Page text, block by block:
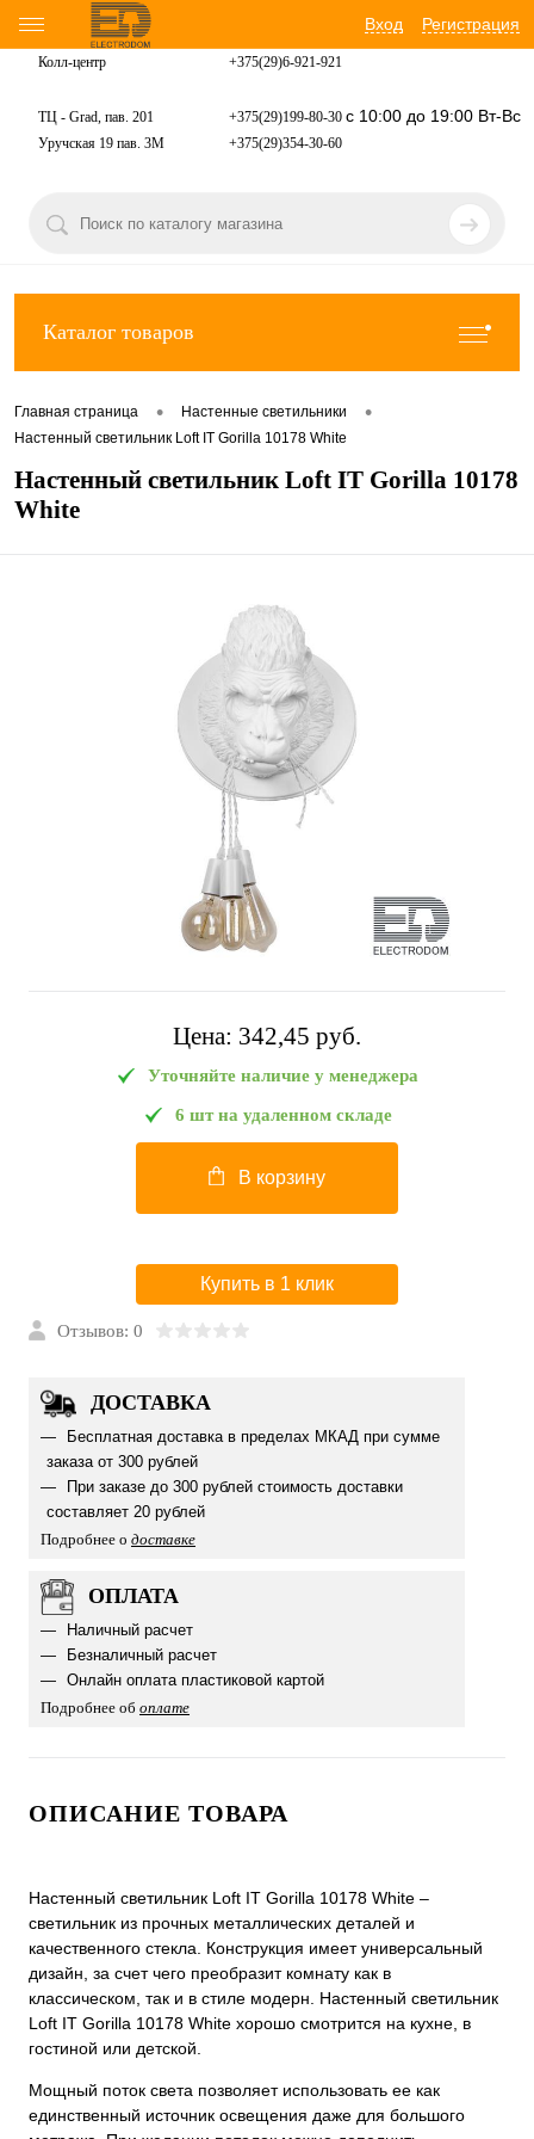
Вход Регистрация
Колл-центр +375(29)6-921-921
ТЦ - Grad, пав. 201 +375(29)199-80-30 с 10:00 до 19:00 Вт-Вс
Уручская 19 пав. 3М +375(29)354-30-60
Каталог товаров
Главная страница • Настенные светильники •
Настенный светильник Loft IT Gorilla 10178 White
Настенный светильник Loft IT Gorilla 10178
White
Цена: 342,45 pуб.
Уточняйте наличие у менеджера
6 шт на удаленном складе
В корзину
Купить в 1 клик
Отзывов: 0
ДОСТАВКА
Бесплатная доставка в пределах МКАД при сумме
заказа от 300 рублей
При заказе до 300 рублей стоимость доставки
составляет 20 рублей
Подробнее о доставке
ОПЛАТА
Наличный расчет
Безналичный расчет
Онлайн оплата пластиковой картой
Подробнее об оплате
ОПИСАНИЕ ТОВАРА
Настенный светильник Loft IT Gorilla 10178 White –
светильник из прочных металлических деталей и
качественного стекла. Конструкция имеет универсальный
дизайн, за счет чего преобразит комнату как в
классическом, так и в стиле модерн. Настенный светильник
Loft IT Gorilla 10178 White хорошо смотрится на кухне, в
гостиной или детской.
Мощный поток света позволяет использовать ее как
единственный источник освещения даже для большого